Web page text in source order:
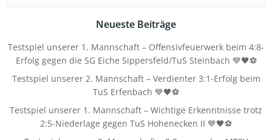
Neueste Beiträge
Testspiel unserer 1. Mannschaft – Offensivfeuerwerk beim 4:8-
Erfolg gegen die SG Eiche Sippersfeld/TuS Steinbach 💙🖤⚽
Testspiel unserer 2. Mannschaft – Verdienter 3:1-Erfolg beim
TuS Erfenbach 💙🖤⚽
Testspiel unserer 1. Mannschaft – Wichtige Erkenntnisse trotz
2:5-Niederlage gegen TuS Hohenecken II 💙🖤⚽